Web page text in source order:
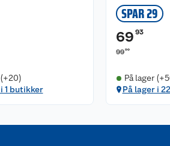
1 butikker
SPAR 29
69 93
9990
På lager
På lager i